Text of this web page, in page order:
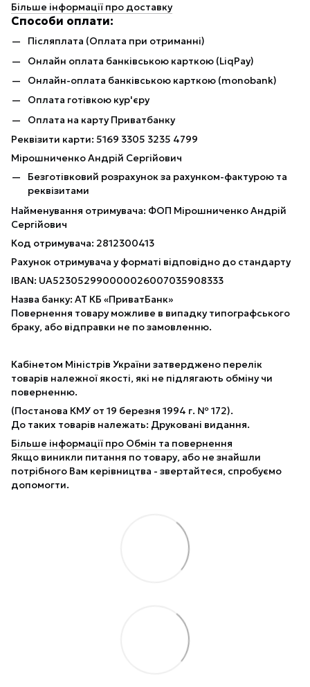
Більше інформації про доставку
Способи оплати:
Післяплата (Оплата при отриманні)
Онлайн оплата банківською карткою (LiqPay)
Онлайн-оплата банківською карткою (monobank)
Оплата готівкою кур'єру
Оплата на карту Приватбанку
Реквізити карти: 5169 3305 3235 4799
Мірошниченко Андрій Сергійович
Безготівковий розрахунок за рахунком-фактурою та
реквізитами
Найменування отримувача: ФОП Мірошниченко Андрій
Сергійович
Код отримувача: 2812300413
Рахунок отримувача у форматі відповідно до стандарту
IBAN: UA523052990000026007035908333
Назва банку: АТ КБ «ПриватБанк»
Повернення товару можливе в випадку типографського
браку, або відправки не по замовленню.
Кабінетом Міністрів України затверджено перелік
товарів належної якості, які не підлягають обміну чи
поверненню.
(Постанова КМУ от 19 березня 1994 г. № 172).
До таких товарів належать: Друковані видання.
Більше інформації про Обмін та повернення
Якщо виникли питання по товару, або не знайшли
потрібного Вам керівництва - звертайтеся, спробуємо
допомогти.